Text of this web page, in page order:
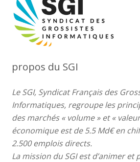
propos du SGI
Le SGI, Syndicat Français des
Informatiques, regroupe les
des marchés « volume » et «
économique est de 5.5 Md€ en
2.500 emplois directs.
La mission du SGI est d’animer